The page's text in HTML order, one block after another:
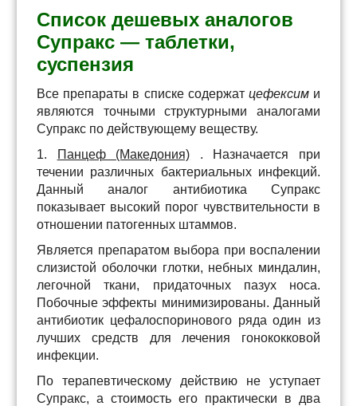
Список дешевых аналогов
Супракс — таблетки,
суспензия
Все препараты в списке содержат цефексими
являются точными структурными аналогами
Супракс по действующему веществу.
1.
Панцеф (Македония) . Назначается при
течении различных бактериальных инфекций.
Данный аналог антибиотика Супракс
показывает высокий порог чувствительности в
отношении патогенных штаммов.
Является препаратом выбора при воспалении
слизистой оболочки глотки, небных миндалин,
легочной ткани, придаточных пазух носа.
Побочные эффекты минимизированы. Данный
антибиотик цефалоспоринового ряда один из
лучших средств для лечения гонококковой
инфекции.
По терапевтическому действию не уступает
Супракс, а стоимость его практически в два